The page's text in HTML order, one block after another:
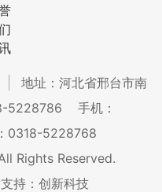
地址：河北省邢台市南
5228786
手机：
0318-5228768
Rights Reserved.
持：创新科技